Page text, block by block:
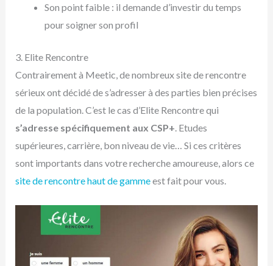
Son point faible : il demande d’investir du temps
pour soigner son profil
3. Elite Rencontre
Contrairement à Meetic, de nombreux site de rencontre
sérieux ont décidé de s’adresser à des parties bien précises
de la population. C’est le cas d’Elite Rencontre qui
s’adresse spécifiquement aux CSP+. Etudes
supérieures, carrière, bon niveau de vie… Si ces critères
sont importants dans votre recherche amoureuse, alors ce
site de rencontre haut de gammeest fait pour vous.